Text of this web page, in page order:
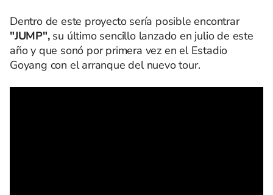
Dentro de este proyecto sería posible encontrar
"JUMP",su último sencillo lanzado en julio de este
año y que sonó por primera vez en el Estadio
Goyang con el arranque del nuevo tour.